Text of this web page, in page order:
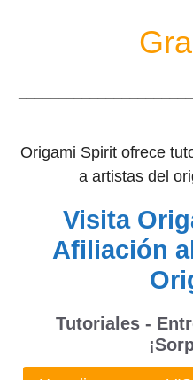
Origami Spirit ofrece
a artistas del
Visita
Afiliación
Tutoriales -